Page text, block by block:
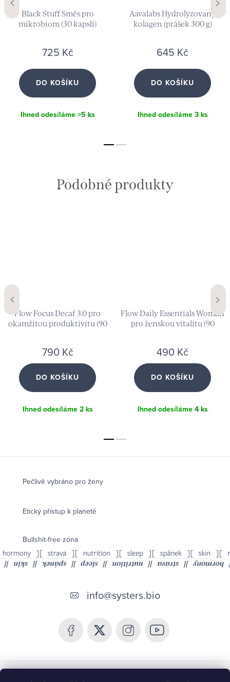
Black Stuff Směs pro
mikrobiom (30 kapslí)
725 Kč
DO KOŠÍKU
Ihned odesíláme>5 ks
Aavalabs Hydrolyzovaný
kolagen (prášek 300 g)
645 Kč
DO KOŠÍKU
Ihned odesíláme3 ks
Flow Focus Decaf 3.0 pro
okamžitou produktivitu (90
790 Kč
DO KOŠÍKU
Ihned odesíláme2 ks
Flow Daily Essentials Woman
pro ženskou vitalitu (90
490 Kč
DO KOŠÍKU
Ihned odesíláme4 ks
Pečlivě vybráno pro ženy
Etický přístup k planetě
Bullshit-free zóna
í
info@systers.bio